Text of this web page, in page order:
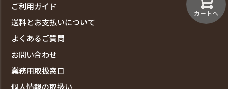
カートへ
ご利用ガイド
送料とお支払いについて
よくあるご質問
お問い合わせ
業務用取扱窓口
個人情報の取扱い